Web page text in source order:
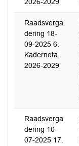
Raadsverga
dering 18-
09-2025 6.
Kadernota
2026-2029
Raadsverga
dering 10-
07-2025 17.